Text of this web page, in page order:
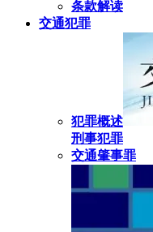
条款解读
交通犯罪
犯罪概述
刑事犯罪
交通肇事罪